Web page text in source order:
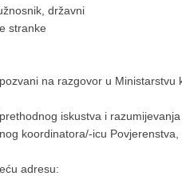
državni
stranke
na razgovor u Ministarstvu
iskustva i
koordinatora/-icu
adresu: